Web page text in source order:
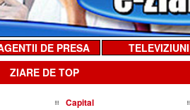
DE PRESA TELEVIZIUNI
ZIARE DE TOP
Capital